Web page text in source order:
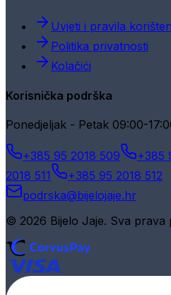
Uvjeti i pravila
Politika privatnosti
Kolačići
Korisnička podrška
Ponedjeljak - Petak 09:00-
+385 95 2018 509 +385
2018 511
+385 95 2018 512
podrska@bijelojaje.hr
© 2026 Bijelo Jaje. Sva prava